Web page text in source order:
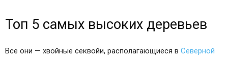
Топ 5 самых высоких деревьев
Все они — хвойные секвойи, располагающиеся в Северной